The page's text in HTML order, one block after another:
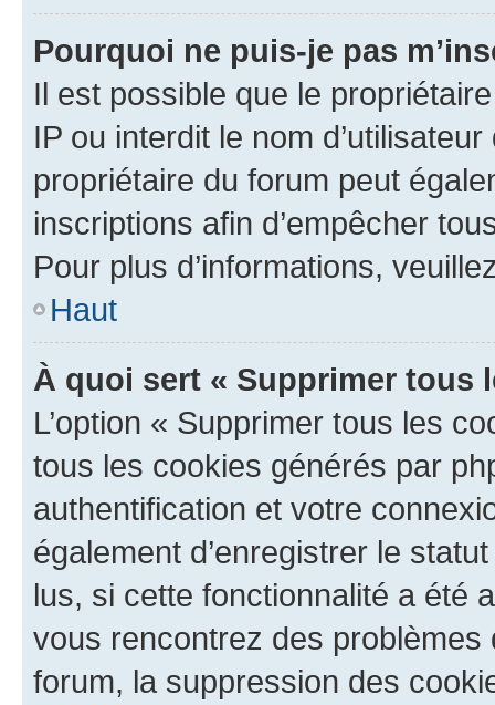
Pourquoi ne puis-je pas
Il est possible que le
IP ou interdit le nom
propriétaire du forum peut
inscriptions afin d’empêcher
Pour plus d’informations,
Haut
À quoi sert « Supprimer tous
L’option « Supprimer tous les
tous les cookies générés par
authentification et votre
également d’enregistrer le
lus, si cette fonctionnalité a été
vous rencontrez des
forum, la suppression des